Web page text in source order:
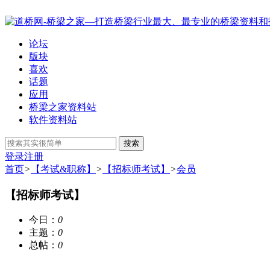
论坛
版块
喜欢
话题
应用
桥梁之家资料站
软件资料站
搜索
登录注册
首页> 【考试&职称】 > 【招标师考试】 >会员
【招标师考试】
今日： 0
主题： 0
总帖： 0